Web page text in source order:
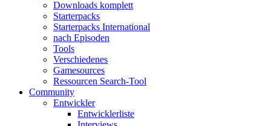
Downloads komplett
Starterpacks
Starterpacks International
nach Episoden
Tools
Verschiedenes
Gamesources
Ressourcen Search-Tool
Community
Entwickler
Entwicklerliste